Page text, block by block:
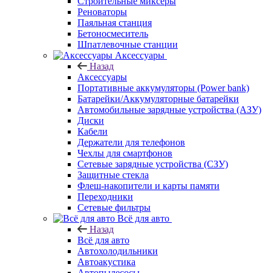
Реноваторы
Паяльная станция
Бетоносмеситель
Шпатлевочные станции
Аксессуары
Назад
Аксессуары
Портативные аккумуляторы (Power bank)
Батарейки/Аккумуляторные батарейки
Автомобильные зарядные устройства (АЗУ)
Диски
Кабели
Держатели для телефонов
Чехлы для смартфонов
Сетевые зарядные устройства (СЗУ)
Защитные стекла
Флеш-накопители и карты памяти
Переходники
Сетевые фильтры
Всё для авто
Назад
Всё для авто
Автохолодильники
Автоакустика